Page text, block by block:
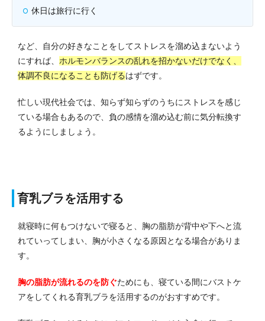
休日は旅行に行く
など、自分の好きなことをしてストレスを溜め込まないよう
にすれば、 ホルモンバランスの乱れを招かないだけでなく、
体調不良になることも防げるはずです。
忙しい現代社会では、知らず知らずのうちにストレスを感じ
ている場合もあるので、負の感情を溜め込む前に気分転換す
るようにしましょう。
育乳ブラを活用する
就寝時に何もつけないで寝る と、胸の脂肪が背中や下へと流
れていってしまい、胸が小さくなる原因となる場合がありま
す。
胸の脂肪が流れるのを防ぐためにも、寝ている間にバストケ
アをしてくれる育乳ブラを活用するのがおすすめです。